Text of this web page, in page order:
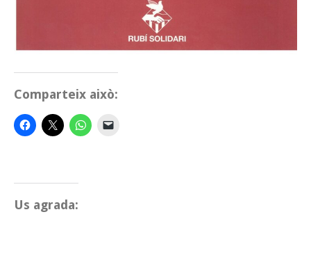
Comparteix això:
Us agrada: